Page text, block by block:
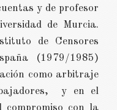
y de profesor
de Murcia.
de Censores
(1979/1985)
como arbitraje
y en el
con la